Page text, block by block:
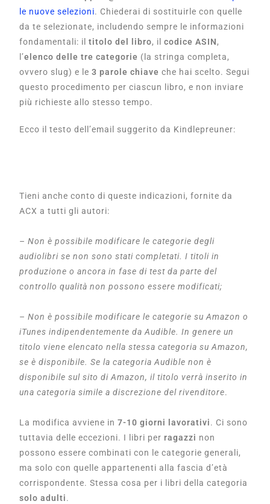
le nuove selezioni. Chiederai di sostituirle con quelle
da te selezionate, includendo sempre le informazioni
fondamentali: iltitolo del libro, ilcodice ASIN,
l’elenco delle tre categorie (la stringa completa,
ovvero slug) e le 3 parole chiave che hai scelto. Segui
questo procedimento per ciascun libro, e non inviare
più richieste allo stesso tempo.
Ecco il testo dell’email suggerito da Kindlepreuner:
Tieni anche conto di queste indicazioni, fornite da
ACX a tutti gli autori:
–Non è possibile modificare le categorie degli
audiolibri se non sono stati completati. I titoli in
produzione o ancora in fase di test da parte del
controllo qualità non possono essere modificati;
–Non è possibile modificare le categorie su Amazon o
iTunes indipendentemente da Audible. In genere un
titolo viene elencato nella stessa categoria su Amazon,
se è disponibile. Se la categoria Audible non è
disponibile sul sito di Amazon, il titolo verrà inserito in
una categoria simile a discrezione del rivenditore.
La modifica avviene in7-10 giorni lavorativi. Ci sono
tuttavia delle eccezioni. I libri perragazzi non
possono essere combinati con le categorie generali,
ma solo con quelle appartenenti alla fascia d’età
corrispondente. Stessa cosa per i libri della categoria
solo adulti.